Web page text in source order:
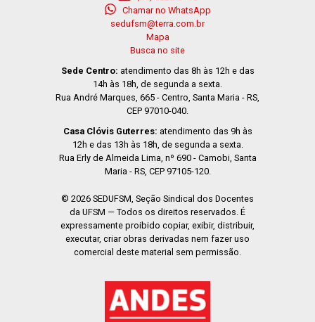
Chamar no WhatsApp
sedufsm@terra.com.br
Mapa
Busca no site
Sede Centro: atendimento das 8h às 12h e das
14h às 18h, de segunda a sexta.
Rua André Marques, 665 - Centro, Santa Maria - RS,
CEP 97010-040.
Casa Clóvis Guterres: atendimento das 9h às
12h e das 13h às 18h, de segunda a sexta.
Rua Erly de Almeida Lima, nº 690 - Camobi, Santa
Maria - RS, CEP 97105-120.
© 2026 SEDUFSM, Seção Sindical dos Docentes
da UFSM — Todos os direitos reservados. É
expressamente proibido copiar, exibir, distribuir,
executar, criar obras derivadas nem fazer uso
comercial deste material sem permissão.